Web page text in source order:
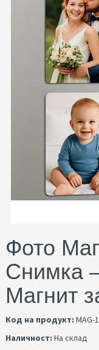
Фото
Снимка
Магнит
Код на продукт: MAG-
Наличност: На склад